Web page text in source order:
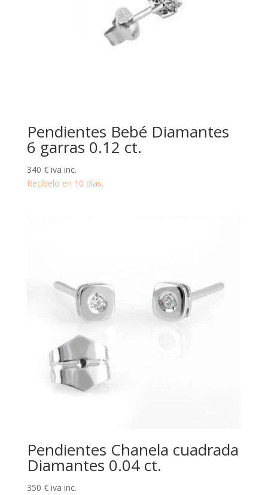
Pendientes Bebé Diamantes
6 garras 0.12 ct.
340 € iva inc.
Recíbelo en 10 días.
Pendientes Chanela cuadrada
Diamantes 0.04 ct.
350 € iva inc.